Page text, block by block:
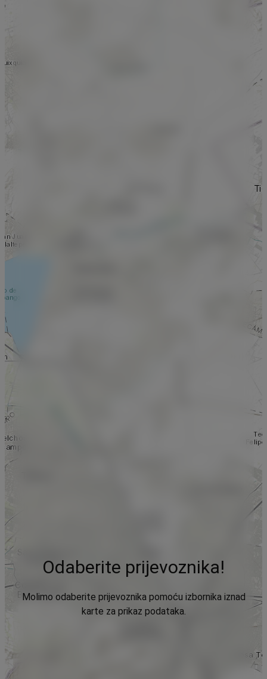
Odaberite prijevoznika!
Molimo odaberite prijevoznika pomoću izbornika iznad
karte za prikaz podataka.